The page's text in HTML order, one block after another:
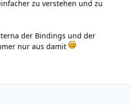
zu verstehen und zu
der Bindings und der
nur aus damit